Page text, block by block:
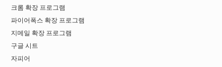
g*********@lewisham.gov.uk
c*******@lewisham.gov.uk
s******@lewisham.gov.uk
i*******@lewisham.gov.uk
z*******@lewisham.gov.uk
크롬 확장 프로그램
파이어폭스 확장 프로그램
지메일 확장 프로그램
구글 시트
자피어